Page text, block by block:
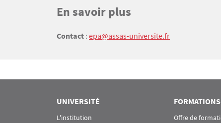
Bloc(s) libre(s)
Titre
En savoir plus
Texte
Contact : epa@assas-universite.fr
UNIVERSITÉ
L'institution
FORMATIONS
Offre de